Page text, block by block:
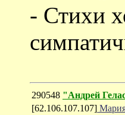
- Стихи
290548 "Андрей
[62.106.107.107]